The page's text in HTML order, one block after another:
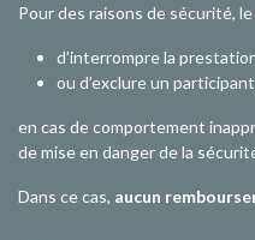
Pour des raisons de sécurité,
d’interrompre la
ou d’exclure un
en cas de comportement
de mise en danger de la
Dans ce cas, aucun